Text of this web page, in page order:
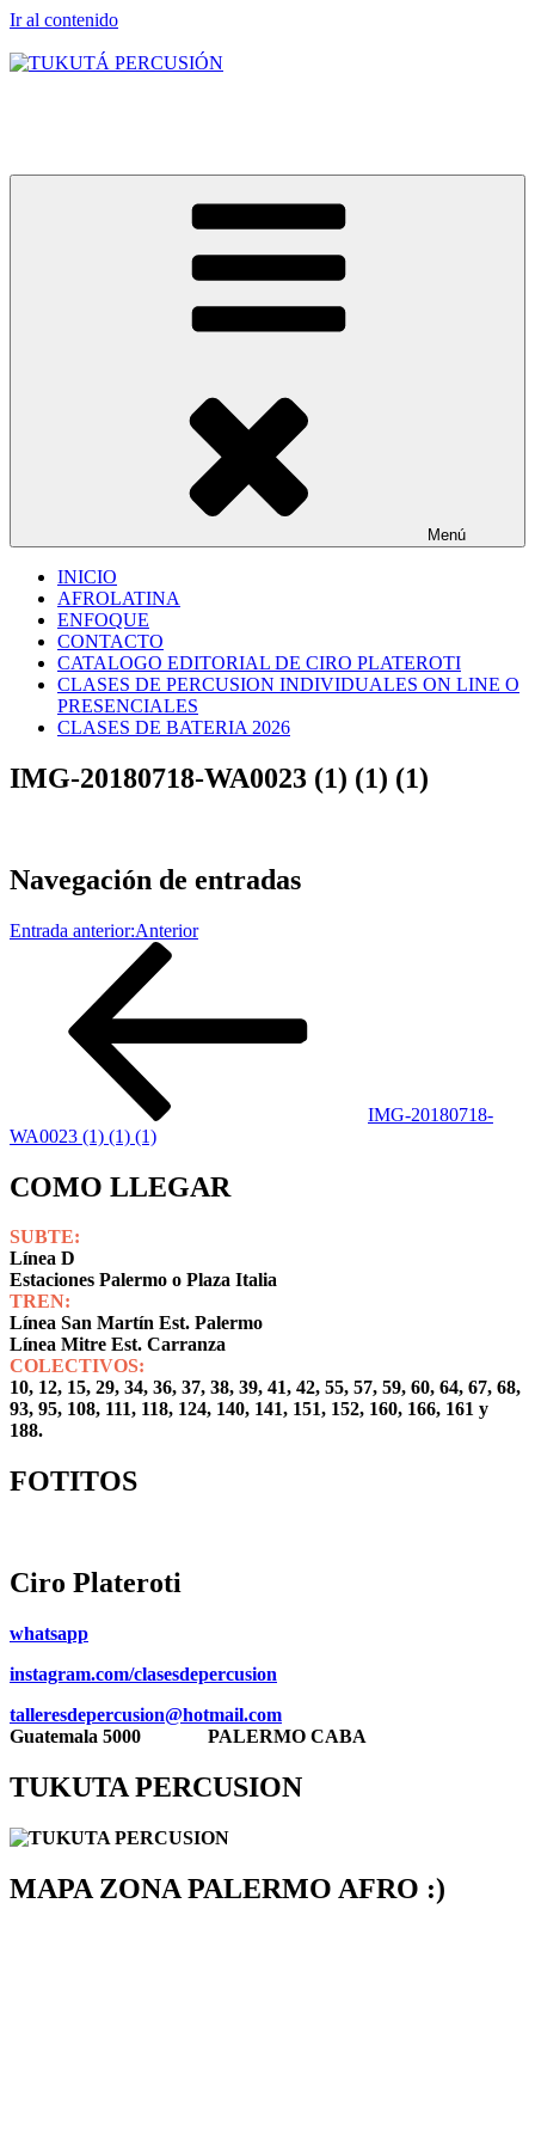
Ir al contenido
Menú
INICIO
AFROLATINA
ENFOQUE
CONTACTO
CATALOGO EDITORIAL DE CIRO PLATEROTI
CLASES DE PERCUSION INDIVIDUALES ON LINE O
PRESENCIALES
CLASES DE BATERIA 2026
IMG-20180718-WA0023 (1) (1) (1)
Navegación de entradas
Entrada anterior:Anterior
IMG-20180718-
WA0023 (1) (1) (1)
COMO LLEGAR
SUBTE:
Línea D
Estaciones Palermo o Plaza Italia
TREN:
Línea San Martín Est. Palermo
Línea Mitre Est. Carranza
COLECTIVOS:
10, 12, 15, 29, 34, 36, 37, 38, 39, 41, 42, 55, 57, 59, 60, 64, 67, 68,
93, 95, 108, 111, 118, 124, 140, 141, 151, 152, 160, 166, 161 y
188.
FOTITOS
Ciro Plateroti
whatsapp
instagram.com/clasesdepercusion
talleresdepercusion@hotmail.com
Guatemala 5000 PALERMO CABA
TUKUTA PERCUSION
MAPA ZONA PALERMO AFRO :)